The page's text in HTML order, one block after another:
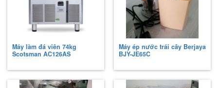
Máy làm đá viên 74kg
Scotsman AC126AS
Máy ép nước trái cây Berjaya
BJY-JE65C